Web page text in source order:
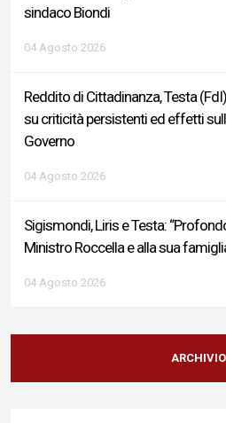
sindaco Biondi
04 Agosto 2026
Reddito di Cittadinanza, Testa
su criticità persistenti ed effetti
Governo
04 Agosto 2026
Sigismondi, Liris e Testa:
Ministro Roccella e alla sua
04 Agosto 2026
Terminal bus "Lorenzo Natali":
viabilità per il completamento dei
ARCHIVIO